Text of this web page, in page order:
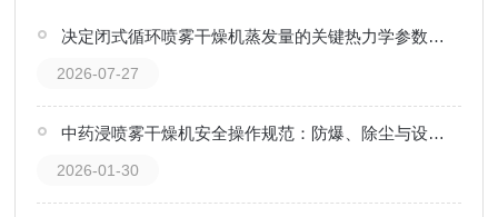
决定闭式循环喷雾干燥机蒸发量的关键热力学参数解读
2026-07-27
中药浸喷雾干燥机安全操作规范：防爆、除尘与设备安全运行要点
2026-01-30